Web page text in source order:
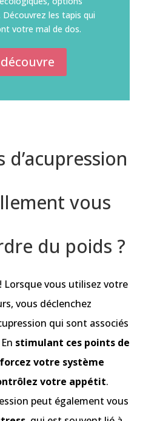
les tapis qui
votre mal de dos.
découvre
vous
du poids ?
Lorsque vous utilisez votre
vous déclenchez
qui sont associés
stimulant ces points de
votre système
votre appétit.
peut également vous